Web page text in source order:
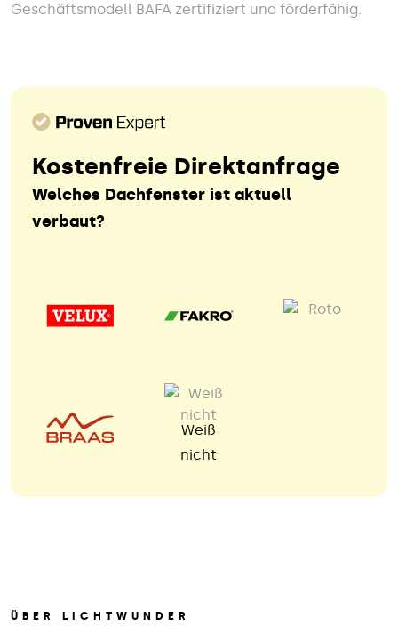
Geschäftsmodell BAFA zertifiziert und förderfähig.
Kostenfreie Direktanfrage
Welches Dachfenster ist aktuell
verbaut?
Weiß
nicht
ÜBER LICHTWUNDER